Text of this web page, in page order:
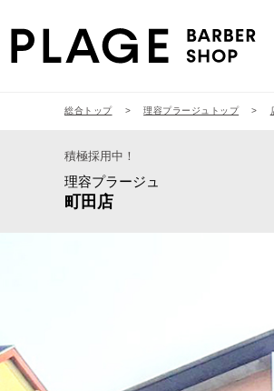
総合トップ 理容プラージュトップ
積極採用中！
理容プラージュ
町田店